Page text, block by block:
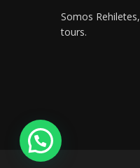
Somos
tours.